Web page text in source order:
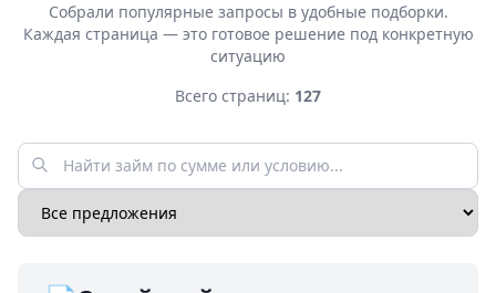
Собрали популярные запросы в удобные подборки.
Каждая страница — это готовое решение под конкретную
ситуацию
Всего страниц: 127